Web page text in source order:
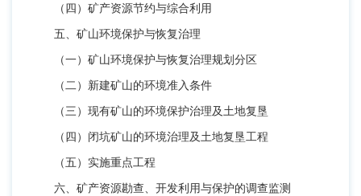
（四）矿产资源节约与综合利用
五、矿山环境保护与恢复治理
（一）矿山环境保护与恢复治理规划分区
（二）新建矿山的环境准入条件
（三）现有矿山的环境保护治理及土地复垦
（四）闭坑矿山的环境治理及土地复垦工程
（五）实施重点工程
六、矿产资源勘查、开发利用与保护的调查监测